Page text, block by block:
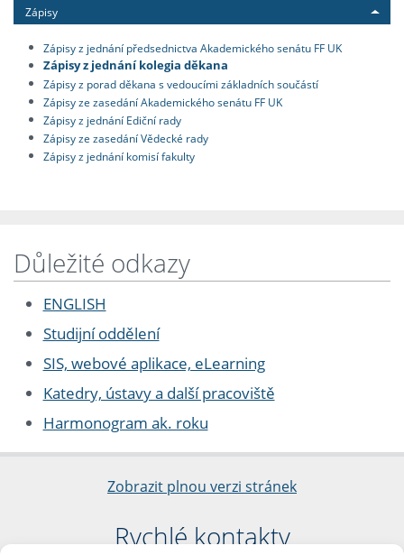
Zápisy
Zápisy z jednání předsednictva Akademického senátu FF UK
Zápisy z jednání kolegia děkana
Zápisy z porad děkana s vedoucími základních součástí
Zápisy ze zasedání Akademického senátu FF UK
Zápisy z jednání Ediční rady
Zápisy ze zasedání Vědecké rady
Zápisy z jednání komisí fakulty
Důležité odkazy
ENGLISH
Studijní oddělení
SIS, webové aplikace, eLearning
Katedry, ústavy a další pracoviště
Harmonogram ak. roku
Zobrazit plnou verzi stránek
Rychlé kontakty